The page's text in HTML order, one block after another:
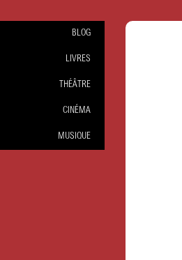
BLOG
LIVRES
THÉÂTRE
CINÉMA
MUSIQUE